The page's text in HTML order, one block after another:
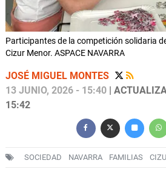
Participantes de la competición solidaria
Cizur Menor. ASPACE NAVARRA
JOSÉ MIGUEL MONTES
13 JUNIO, 2026 - 15:40 |
15:42
SOCIEDAD NAVARRA FAMILIAS